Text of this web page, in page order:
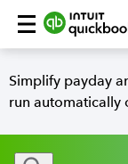
Simplify payday
run automatically